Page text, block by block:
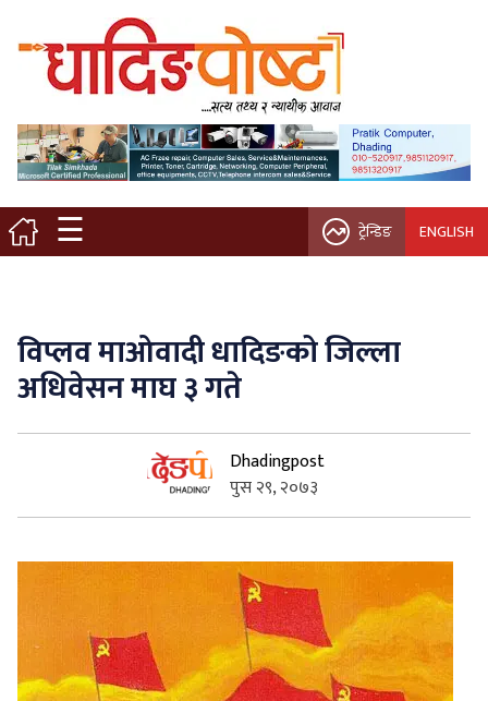
☰
मुख्य पृष्ठ
स्थानीय समाचार
विचार / ब्लग
नगर/गाउँ पालिका
कृषि/सहकारी
साहित्य / संस्कृति
सुचनाहरु
ट्रेन्डिङ ENGLISH
विप्लव माओवादी धादिङको जिल्ला
अधिवेसन माघ ३ गते
Dhadingpost
पुस २९, २०७३